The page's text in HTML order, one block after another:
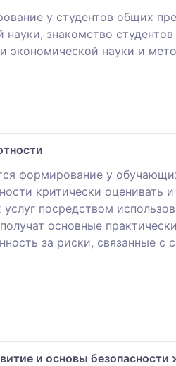
у студентов общих
науки, знакомство
экономической науки и
формирование у
критически оценивать
услуг посредством
основные
за риски, связанные
и основы безопасности